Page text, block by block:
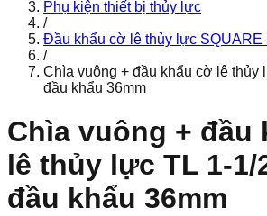
Phụ kiện thiết bị thủy lực
/
Đầu khẩu cờ lê thủy lực SQUARE
/
Chìa vuông + đầu khẩu cờ lê thủy
đầu khẩu 36mm
Chìa vuông + đầu
lê thủy lực TL 1-1/
đầu khẩu 36mm